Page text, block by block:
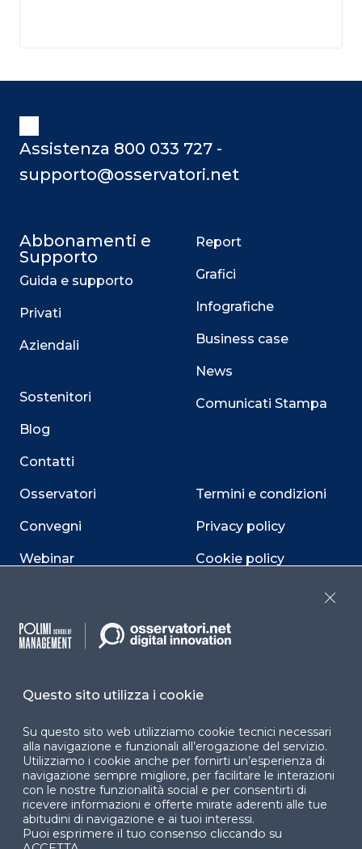
Assistenza 800 033 727 -
supporto@osservatori.net
Abbonamenti e
Supporto
Guida e supporto
Privati
Aziendali
Sostenitori
Blog
Contatti
Osservatori
Convegni
Webinar
Report
Grafici
Infografiche
Business case
News
Comunicati Stampa
Termini e condizioni
Privacy policy
Cookie policy
Dichiarazione di
accessibilità
Facebook LinkedIn
YouTube X
Questo sito utilizza i cookie
Su questo sito web utilizziamo cookie tecnici necessari
alla navigazione e funzionali all’erogazione del servizio.
Utilizziamo i cookie anche per fornirti un’esperienza di
navigazione sempre migliore, per facilitare le interazioni
con le nostre funzionalità social e per consentirti di
ricevere informazioni e offerte mirate aderenti alle tue
abitudini di navigazione e ai tuoi interessi.
Puoi esprimere il tuo consenso cliccando su